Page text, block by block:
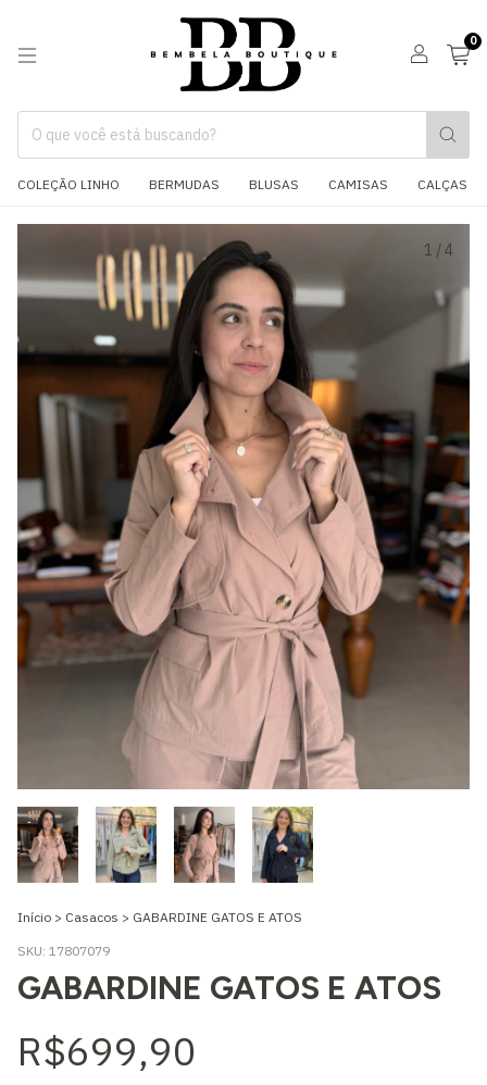
0
COLEÇÃO LINHO BERMUDAS BLUSAS CAMISAS CALÇAS
1 /4
Início > Casacos > GABARDINE GATOS E ATOS
SKU: 17807079
GABARDINE GATOS E ATOS
R$699,90